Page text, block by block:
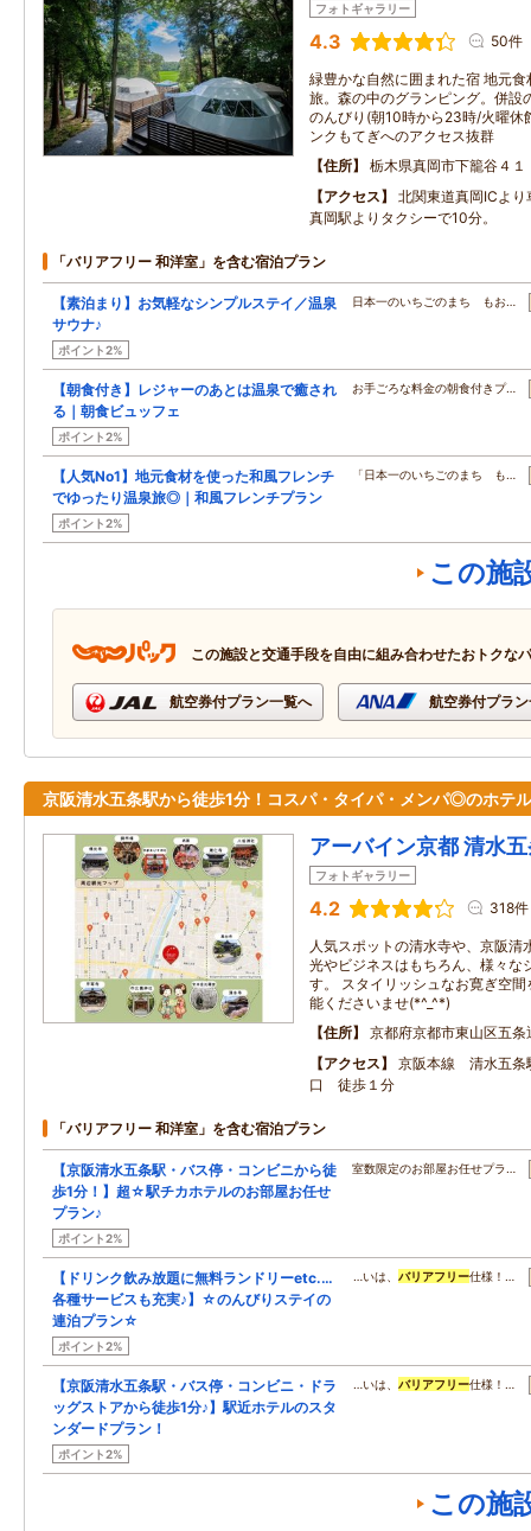
フォトギャラリー
4.3 50件
緑豊かな自然に囲まれた宿 地元
旅。森の中のグランピング。併設
のんびり(朝10時から23時/火曜休
ンクもてぎへのアクセス抜群
住所
栃木県真岡市下籠谷４１
アクセス
北関東道真岡ICよ
真岡駅よりタクシーで10分。
「バリアフリー 和洋室」を含む宿泊プラン
【素泊まり】お気軽なシンプルステイ／温泉
サウナ♪
ポイント2%
日本一のいちごのまち もお…
【朝食付き】レジャーのあとは温泉で癒され
る｜朝食ビュッフェ
ポイント2%
お手ごろな料金の朝食付きプ…
【人気No1】地元食材を使った和風フレンチ
でゆったり温泉旅◎｜和風フレンチプラン
ポイント2%
「日本一のいちごのまち も…
この施
この施設と交通手段を自由に組み合わせたおトクな
航空券付プラン一覧へ 航空券付プラ
京阪清水五条駅から徒歩1分！コスパ・タイパ・メンパ◎のホテ
アーバイン京都 清水
フォトギャラリー
4.2 318件
人気スポットの清水寺や、京阪清
光やビジネスはもちろん、様々な
す。 スタイリッシュなお寛ぎ空
能くださいませ(*^_^*)
住所
京都府京都市東山区五
アクセス
京阪本線 清水五
口 徒歩１分
「バリアフリー 和洋室」を含む宿泊プラン
【京阪清水五条駅・バス停・コンビニから徒
歩1分！】超☆駅チカホテルのお部屋お任せ
プラン♪
ポイント2%
室数限定のお部屋お任せプラ…
【ドリンク飲み放題に無料ランドリーetc.…
各種サービスも充実♪】☆のんびりステイの
連泊プラン☆
ポイント2%
…いは、 バリアフリー仕様！…
【京阪清水五条駅・バス停・コンビニ・ドラ
ッグストアから徒歩1分♪】駅近ホテルのスタ
ンダードプラン！
ポイント2%
…いは、 バリアフリー仕様！…
この施